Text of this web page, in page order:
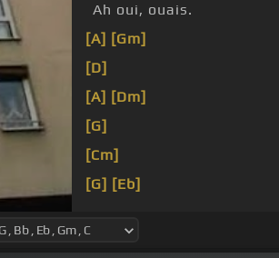
Ah oui, ouais.
[A] [Gm]
[D]
[A] [Dm]
[G]
[Cm]
[G] [Eb]